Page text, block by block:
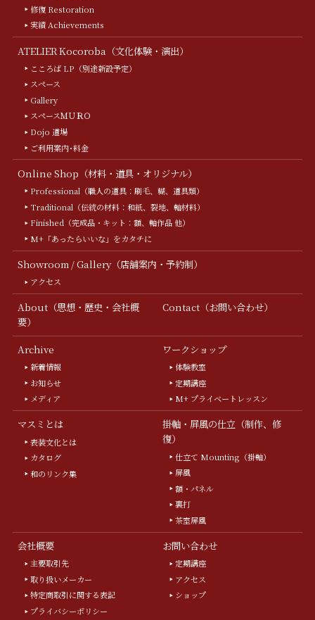
修復 Restoration
実績 Achievements
ATELIER Kocoroba（文化体験・演出）
こころば LP（別途新設予定）
スペース
Gallery
スペースＭＵＲＯ
Dojo 道場
ご利用案内･料金
Online Shop（材料・道具・オリジナル）
Professional（職人の道具：刷毛、糊、道具類）
Traditional（伝統の材料：和紙、裂地、軸材料）
Finished（完成品・キット：額、軸作品 他）
M+「あったらいいな」をカタチに
Showroom / Gallery（店舗案内・予約制）
アクセス
About（思想・歴史・会社概
要）
Contact（お問い合わせ）
Archive
新着情報
お知らせ
メディア
ワークショップ
体験教室
定期講座
M+ プライベートレッスン
マスミとは
表装文化とは
カタログ
和のリンク集
掛軸・屏風の仕立（制作、修
復）
仕立て Mounting（掛軸）
屏風
額・パネル
裏打
茶室屏風
会社概要
主要取引先
取り扱いメーカー
特定商取引に関する表記
プライバシーポリシー
お問い合わせ
定期講座
アクセス
ショップ